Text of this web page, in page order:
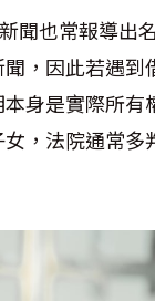
聞也常報導出
，因此若遇到
身是實際所有
，法院通常多